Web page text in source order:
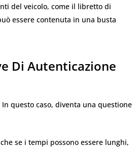
del veicolo, come il libretto di
essere contenuta in una busta
Di Autenticazione
questo caso, diventa una questione
se i tempi possono essere lunghi,